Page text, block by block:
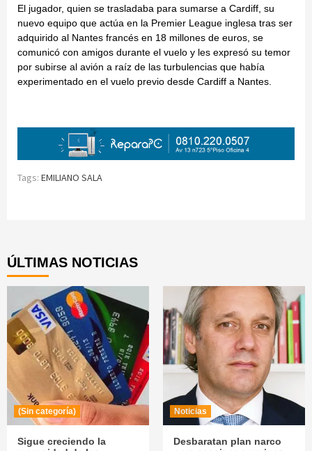
El jugador, quien se trasladaba para sumarse a Cardiff, su
nuevo equipo que actúa en la Premier League inglesa tras ser
adquirido al Nantes francés en 18 millones de euros, se
comunicó con amigos durante el vuelo y les expresó su temor
por subirse al avión a raíz de las turbulencias que había
experimentado en el vuelo previo desde Cardiff a Nantes.
Tags: EMILIANO SALA
ÚLTIMAS NOTICIAS
(Sin categoría)
Sigue creciendo la
Noticias
Desbaratan plan narco